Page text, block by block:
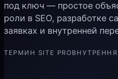
под ключ — простое
роли в SEO, разработке
заявках и внутренней
ТЕРМИН SITE PRO